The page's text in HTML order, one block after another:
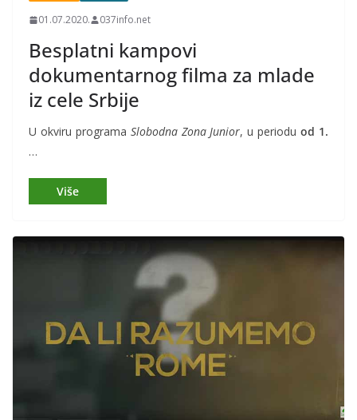
01.07.2020. 037info.net
Besplatni kampovi
dokumentarnog filma za mlade
iz cele Srbije
U okviru programa Slobodna Zona Junior, u perioduod 1.
…